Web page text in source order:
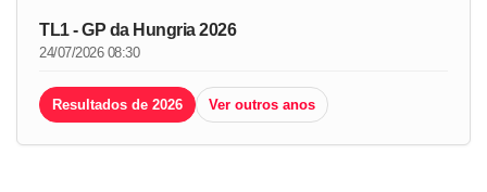
TL1 - GP da Hungria 2026
24/07/2026 08:30
Resultados de 2026 Ver outros anos